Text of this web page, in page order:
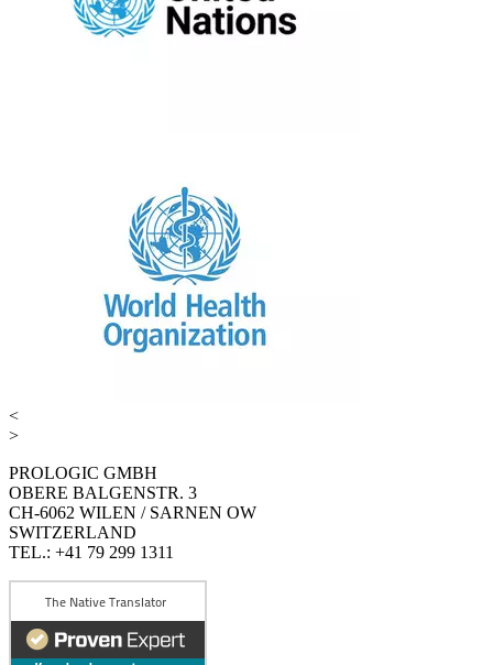
<
>
PROLOGIC GMBH
OBERE BALGENSTR. 3
CH-6062 WILEN / SARNEN OW
SWITZERLAND
TEL.: +41 79 299 1311